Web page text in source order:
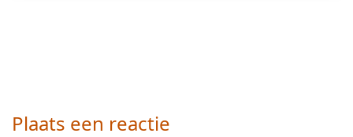
Plaats een reactie